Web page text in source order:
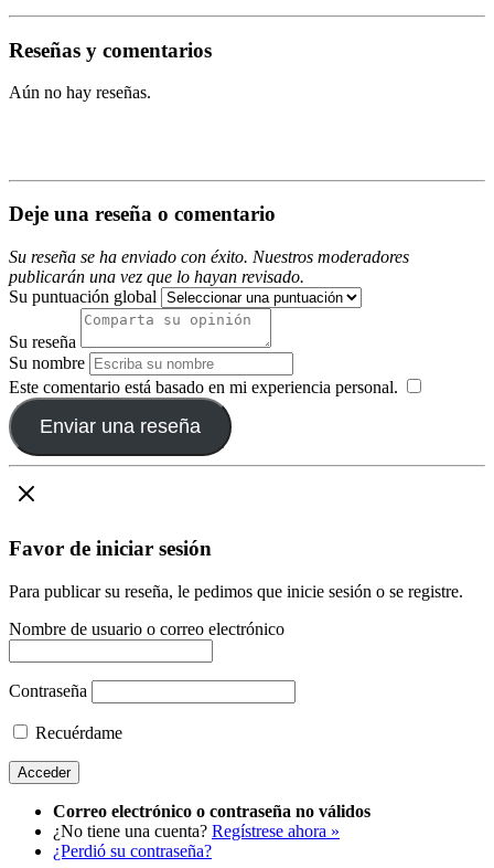
Reseñas y comentarios
Aún no hay reseñas.
Deje una reseña o comentario
Su reseña se ha enviado con éxito. Nuestros moderadores
publicarán una vez que lo hayan revisado.
Su puntuación global
Su reseña
Su nombre
Este comentario está basado en mi experiencia personal.
Enviar una reseña
Favor de iniciar sesión
Para publicar su reseña, le pedimos que inicie sesión o se registre.
Nombre de usuario o correo electrónico
Contraseña
Recuérdame
Correo electrónico o contraseña no válidos
¿No tiene una cuenta? Regístrese ahora »
¿Perdió su contraseña?